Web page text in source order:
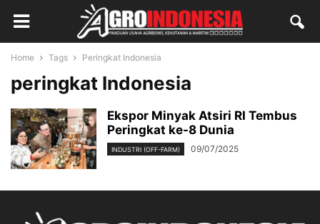
Home Tags Peringkat Indonesia
peringkat Indonesia
Ekspor Minyak Atsiri RI Tembus
Peringkat ke-8 Dunia
INDUSTRI (OFF-FARM) 09/07/2025